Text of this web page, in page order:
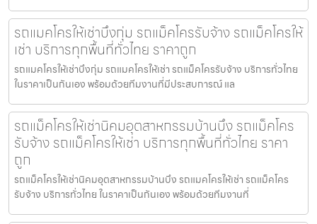
รถแมคโครให้เช่าบึงกุ่ม รถแม็คโครรับจ้าง รถแม็คโครให้
เช่า บริการทุกพื้นที่ทั่วไทย ราคาถูก
รถแมคโครให้เช่าบึงกุ่ม รถแมคโครให้เช่า รถแม็คโครรับจ้าง บริการทั่วไทย
ในราคาเป็นกันเอง พร้อมด้วยทีมงานที่มีประสบการณ์ แล
รถแม็คโครให้เช่านิคมอุตสาหกรรมบ้านบึง รถแม็คโคร
รับจ้าง รถแม็คโครให้เช่า บริการทุกพื้นที่ทั่วไทย ราคา
ถูก
รถแม็คโครให้เช่านิคมอุตสาหกรรมบ้านบึง รถแมคโครให้เช่า รถแม็คโคร
รับจ้าง บริการทั่วไทย ในราคาเป็นกันเอง พร้อมด้วยทีมงานที่